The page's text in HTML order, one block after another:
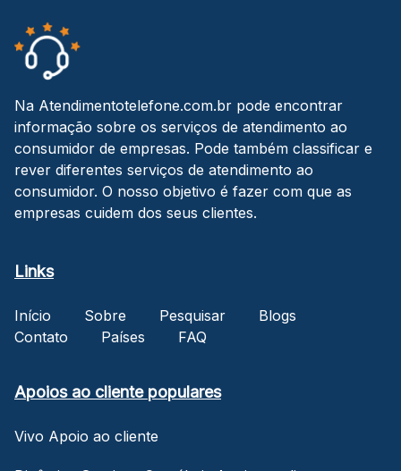
Na Atendimentotelefone.com.br pode encontrar
informação sobre os serviços de atendimento ao
consumidor de empresas. Pode também classificar e
rever diferentes serviços de atendimento ao
consumidor. O nosso objetivo é fazer com que as
empresas cuidem dos seus clientes.
Links
Início Sobre Pesquisar
Blogs
Contato
Países FAQ
Apoios ao cliente populares
Vivo Apoio ao cliente